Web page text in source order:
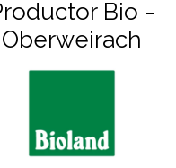
Bio -
Oberweirach